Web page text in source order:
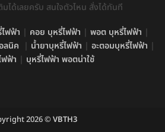
ได้เลยครับ สนใจตัวไหน สั่งได้ทันที
ฟฟ้า | คอย บุหรี่ไฟฟ้า | พอต บุหรี่ไฟฟ้า |
ลนิค | น้ำยาบุหรี่ไฟฟ้า | อะตอมบุหรี่ไฟฟ้า |
ฟ้า | บุหรี่ไฟฟ้า พอตน่าใช้
2026 ©VBTH3